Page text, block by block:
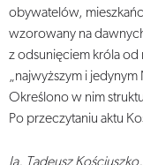
obywatelów,
wzorowany na
z odsunięciem króla od
„najwyższym i
Określono w nim
Po przeczytaniu aktu
Ja, Tadeusz